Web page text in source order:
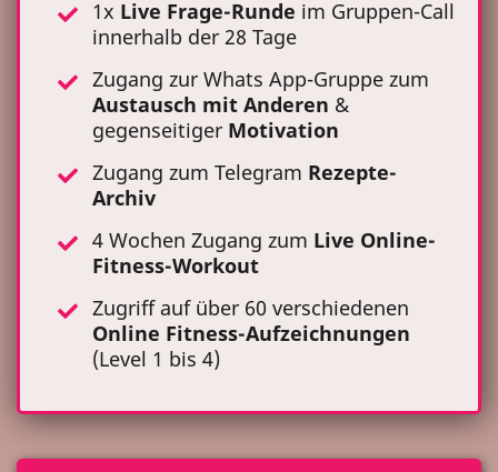
1x Live Frage-Runde im Gruppen-Call
innerhalb der 28 Tage
Zugang zur Whats App-Gruppe zum
Austausch mit Anderen &
gegenseitiger Motivation
Zugang zum Telegram Rezepte-
Archiv
4 Wochen Zugang zum Live Online-
Fitness-Workout
Zugriff auf über 60 verschiedenen
Online Fitness-Aufzeichnungen
(Level 1 bis 4)